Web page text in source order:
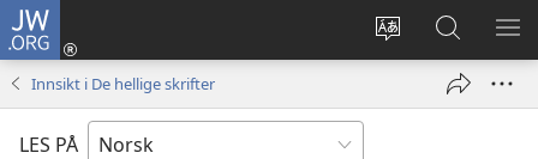
JW.ORG
Endre
Logg
inn
vindu)
Søk
på
JW.ORG
VIS
Innsikt i De hellige skrifter
LES PÅ